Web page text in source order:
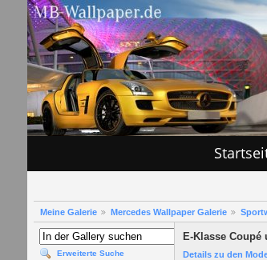
Meine Galerie Mercedes Wallpaper Galerie
Erweiterte Suche
E-Klasse Coupé
Details zu den